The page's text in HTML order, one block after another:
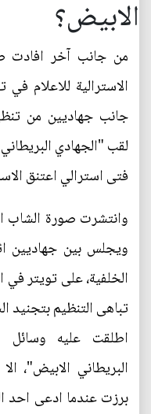
الابيض؟
من جانب آخر افادت
الاسترالية للاعلام
جانب جهاديين من
لقب "الجهادي
فتى استرالي اعتنق
وانتشرت صورة الشاب
ويجلس بين جهاديين
الخلفية، على تويتر في
تباهى التنظيم بتجنيد
اطلقت عليه وسائل
البريطاني الابيض"،
برزت عندما ادعى احد